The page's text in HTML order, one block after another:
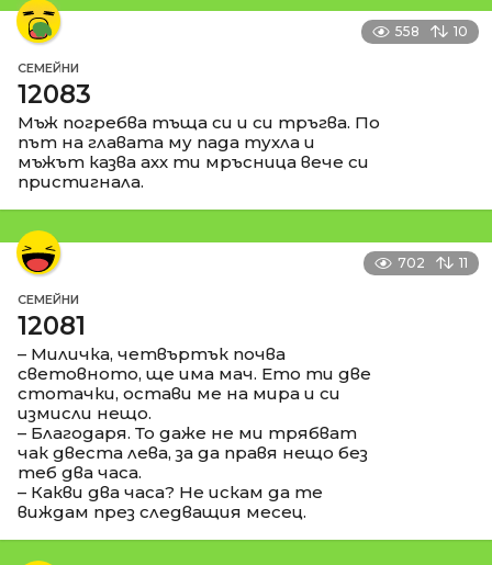
558 10
СЕМЕЙНИ
12083
Мъж погребва тъща си и си тръгва. По
път на главата му пада тухла и
мъжът казва ахх ти мръсница вече си
пристигнала.
702 11
СЕМЕЙНИ
12081
– Миличка, четвъртък почва
световното, ще има мач. Ето ти две
стотачки, остави ме на мира и си
измисли нещо.
– Благодаря. То даже не ми трябват
чак двеста лева, за да правя нещо без
теб два часа.
– Какви два часа? Не искам да те
виждам през следващия месец.